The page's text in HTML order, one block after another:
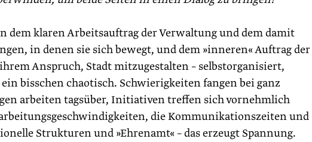
dem klaren Arbeitsauftrag der Verwaltung und dem damit
in denen sie sich bewegt, und dem »inneren« Auftrag der
Anspruch, Stadt mitzugestalten – selbstorganisiert,
bisschen chaotisch. Schwierigkeiten fangen bei ganz
arbeiten tagsüber, Initiativen treffen sich vornehmlich
die Kommunikationszeiten und
Strukturen und »Ehrenamt« – das erzeugt Spannung.